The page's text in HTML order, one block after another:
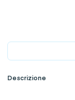
Descrizione